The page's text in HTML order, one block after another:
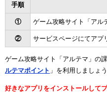
手順
① ゲーム攻略サイト「アル
② サービスページにてアプ
ゲーム攻略サイト「アルテマ」の
ルテマポイント 」を利用しましょう
好きなアプリをインストールして